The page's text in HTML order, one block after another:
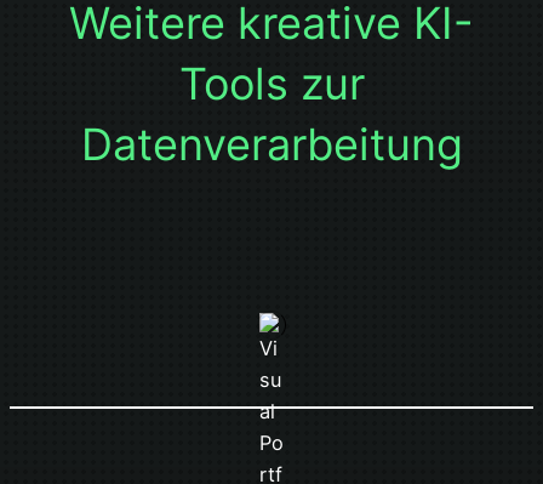
Weitere kreative KI-
Tools zur
Datenverarbeitung